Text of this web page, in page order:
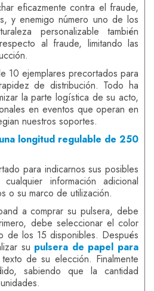
eficazmente contra el fraude,
y enemigo número uno de los
personalizable también
al fraude, limitando las
10 ejemplares precortados para
de distribución. Todo ha
la parte logística de su acto,
en eventos que operan en
nuestros soportes.
longitud regulable de 250
para indicarnos sus posibles
información adicional
o su marco de utilización.
a comprar su pulsera, debe
debe seleccionar el color
de los 15 disponibles. Después
su pulsera de papel para
de su elección. Finalmente
sabiendo que la cantidad